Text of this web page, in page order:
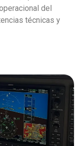
del
técnicas y